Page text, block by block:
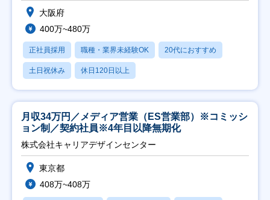
大阪府
400万~480万
正社員採用 職種・業界未経験OK 20代におすすめ
土日祝休み 休日120日以上
月収34万円／メディア営業（ES営業部）※コミッシ
ョン制／契約社員※4年目以降無期化
株式会社キャリアデザインセンター
東京都
408万~408万